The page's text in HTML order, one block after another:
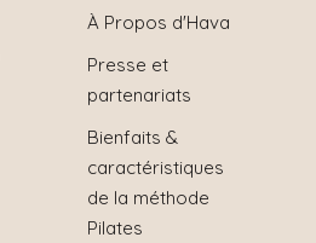
À Propos d'Hava
Presse et
partenariats
Bienfaits &
caractéristiques
de la méthode
Pilates